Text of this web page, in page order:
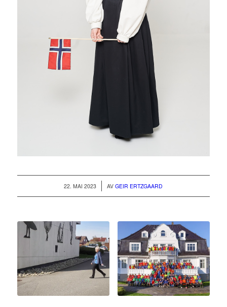
22. MAI 2023
/ AVGEIR ERTZGAARD